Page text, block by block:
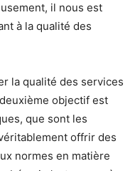
il nous est
à la qualité des
la qualité des services
objectif est
que sont les
offrir des
normes en matière